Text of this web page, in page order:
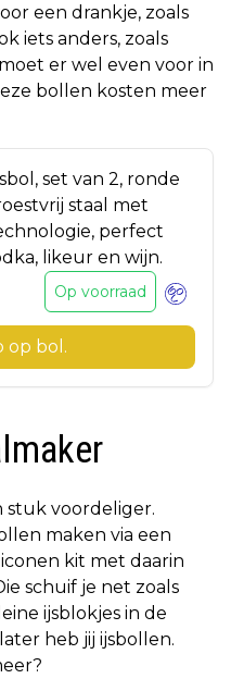
een drankje, zoals
iets anders, zoals
er wel even voor in
bollen kosten meer
set van 2, ronde
staal met
perfect
likeur en wijn.
Op voorraad
op bol .
stuk voordeliger.
maken via een
kit met daarin
schuif je net zoals
ijsblokjes in de
heb jij ijsbollen.